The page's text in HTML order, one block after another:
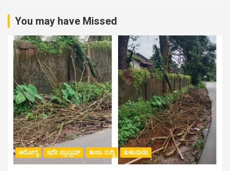
You may have Missed
ಆರೋಗ್ಯ ಇದೇ ಪ್ರಾಬ್ಲಮ್ ತಾಜಾ ಸುದ್ದಿ ತುಳುನಾಡು